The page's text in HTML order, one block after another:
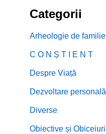
Categorii
Arheologie de familie
C O N Ș T I E N T
Despre Viață
Dezvoltare personală
Diverse
Obiective și Obiceiuri